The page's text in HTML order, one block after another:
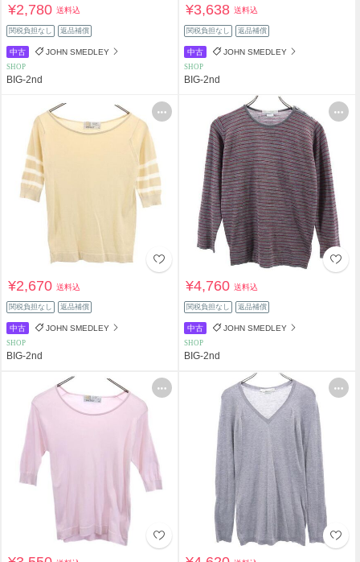
¥2,780送料込
関税負担なし 返品補償
中古 JOHN SMEDLEY
SHOP
BIG-2nd
¥3,638送料込
関税負担なし 返品補償
中古 JOHN SMEDLEY
SHOP
BIG-2nd
¥2,670送料込
関税負担なし 返品補償
中古 JOHN SMEDLEY
SHOP
BIG-2nd
¥4,760送料込
関税負担なし 返品補償
中古 JOHN SMEDLEY
SHOP
BIG-2nd